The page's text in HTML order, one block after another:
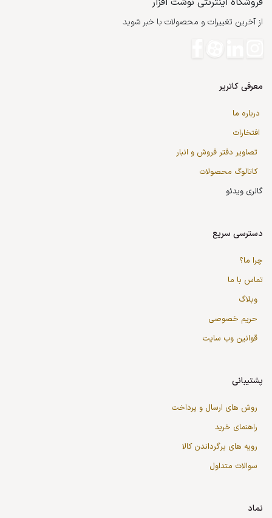
از آخرین تغییرات و محصولات با خبر شوید
معرفی کاتریر
درباره ما
افتخارات
تصاویر دفتر فروش و انبار
کاتالوگ محصولات
گالری ویدئو
دسترسی سریع
چرا ما؟
تماس با ما
وبلاگ
حریم خصوصی
قوانین وب سایت
پشتیبانی
روش های ارسال و پرداخت
راهنمای خرید
رویه های برگرداندن کالا
سوالات متداول
نماد